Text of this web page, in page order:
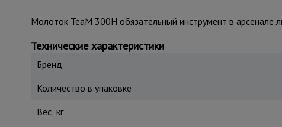
Молоток TeaM 300H обязательный инструмент в арсенале
Технические характеристики
Бренд
Количество в упаковке
Вес, кг